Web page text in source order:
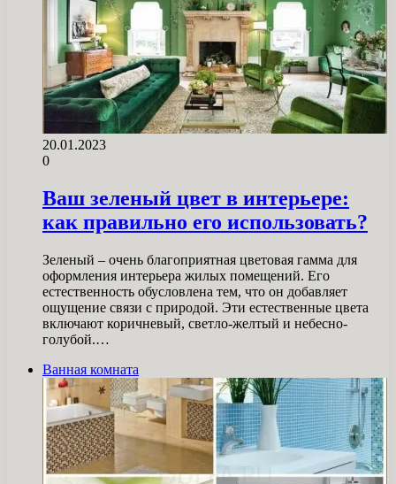
20.01.2023
0
Ваш зеленый цвет в интерьере:
как правильно его использовать?
Зеленый – очень благоприятная цветовая гамма для
оформления интерьера жилых помещений. Его
естественность обусловлена ​​тем, что он добавляет
ощущение связи с природой. Эти естественные цвета
включают коричневый, светло-желтый и небесно-
голубой.…
Ванная комната